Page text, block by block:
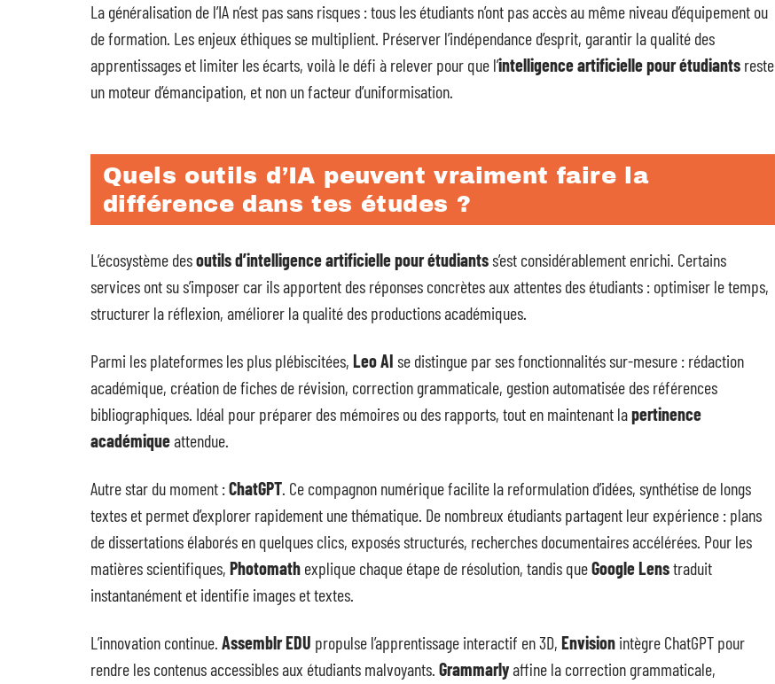
La généralisation de l’IA n’est pas sans risques : tous les étudiants n’ont pas accès au même niveau d’équipement ou
de formation. Les enjeux éthiques se multiplient. Préserver l’indépendance d’esprit, garantir la qualité des
apprentissages et limiter les écarts, voilà le défi à relever pour que l’intelligence artificielle pour étudiants reste
un moteur d’émancipation, et non un facteur d’uniformisation.
Quels outils d’IA peuvent vraiment faire la
différence dans tes études ?
L’écosystème desoutils d’intelligence artificielle pour étudiantss’est considérablement enrichi. Certains
services ont su s’imposer car ils apportent des réponses concrètes aux attentes des étudiants : optimiser le temps,
structurer la réflexion, améliorer la qualité des productions académiques.
Parmi les plateformes les plus plébiscitées, Leo AI se distingue par ses fonctionnalités sur-mesure : rédaction
académique, création de fiches de révision, correction grammaticale, gestion automatisée des références
bibliographiques. Idéal pour préparer des mémoires ou des rapports, tout en maintenant lapertinence
académiqueattendue.
Autre star du moment :ChatGPT. Ce compagnon numérique facilite la reformulation d’idées, synthétise de longs
textes et permet d’explorer rapidement une thématique. De nombreux étudiants partagent leur expérience : plans
de dissertations élaborés en quelques clics, exposés structurés, recherches documentaires accélérées. Pour les
matières scientifiques, Photomath explique chaque étape de résolution, tandis queGoogle Lenstraduit
instantanément et identifie images et textes.
L’innovation continue. Assemblr EDU propulse l’apprentissage interactif en 3D, Envision intègre ChatGPT pour
rendre les contenus accessibles aux étudiants malvoyants. Grammarlyaffine la correction grammaticale,